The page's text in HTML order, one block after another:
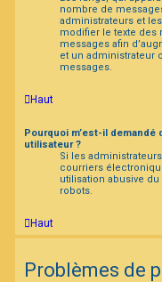
nombre de
administrateurs et
modifier le texte des
messages afin
et un administrateur
messages.
Haut
Pourquoi m’est-il
utilisateur ?
Si les
courriers
utilisation abusive
robots.
Haut
Problèmes de